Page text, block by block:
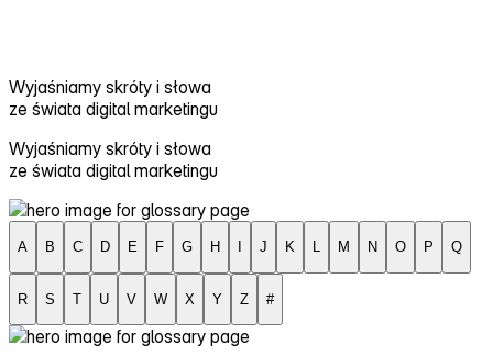
Wyjaśniamy skróty i słowa
ze świata digital marketingu
Wyjaśniamy skróty i słowa
ze świata digital marketingu
A B C D E F G H J K L M N O P Q
R S T U V W X Y Z #